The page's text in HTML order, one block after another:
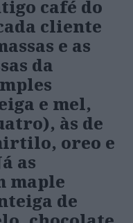
café do
cliente
e as
da
e mel,
às de
oreo e
as
maple
de